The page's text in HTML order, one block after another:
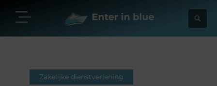
Zakelijke dienstverlening